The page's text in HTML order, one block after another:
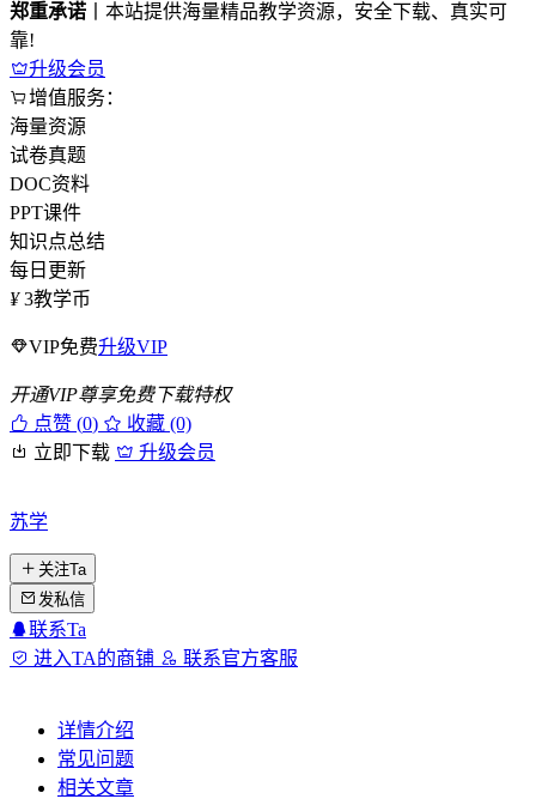
郑重承诺 丨本站提供海量精品教学资源，安全下载、真实可
靠!
升级会员
增值服务：
海量资源
试卷真题
DOC资料
PPT课件
知识点总结
每日更新
¥ 3教学币
VIP免费升级VIP
开通VIP尊享免费下载特权
点赞 (0)
收藏 (0)
立即下载
升级会员
苏学
关注Ta
发私信
联系Ta
进入TA的商铺
联系官方客服
详情介绍
常见问题
相关文章